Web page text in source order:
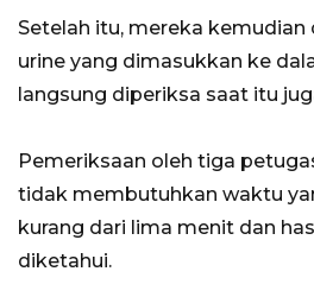
Setelah itu, mereka kemudian
urine yang dimasukkan ke
langsung diperiksa saat itu
Pemeriksaan oleh tiga
tidak membutuhkan waktu
kurang dari lima menit dan
diketahui.